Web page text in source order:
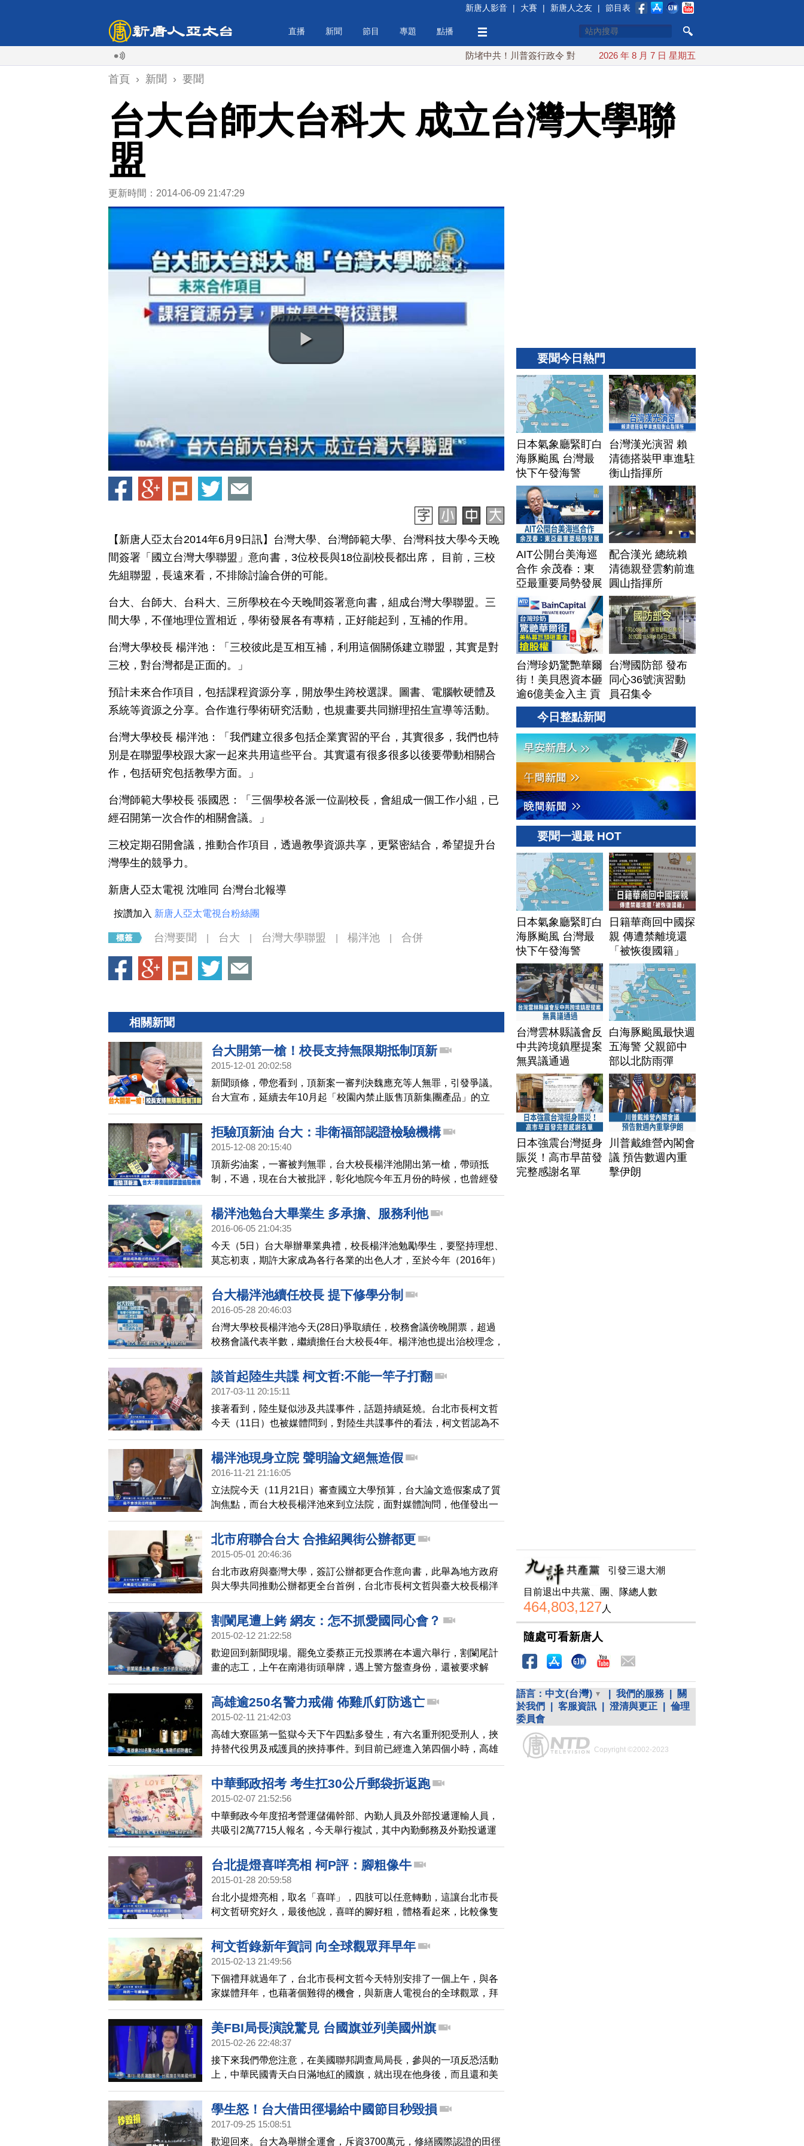
新唐人影音 | 大賽 | 新唐人之友 | 節目表
直播 新聞 節目 專題 點播
防堵中共！川普簽行政令 對多晶矽課15%關稅 日本氣象廳緊盯白海豚颱風 台灣最快下午
2026 年 8 月 7 日 星期五
首頁 › 新聞 › 要聞
台大台師大台科大 成立台灣大學聯
盟
更新時間：2014-06-09 21:47:29
【新唐人亞太台2014年6月9日訊】台灣大學、台灣師範大學、台灣科技大學今天晚
間簽署「國立台灣大學聯盟」意向書，3位校長與18位副校長都出席， 目前，三校
先組聯盟，長遠來看，不排除討論合併的可能。
台大、台師大、台科大、三所學校在今天晚間簽署意向書，組成台灣大學聯盟。三
間大學，不僅地理位置相近，學術發展各有專精，正好能起到，互補的作用。
台灣大學校長 楊泮池：「三校彼此是互相互補，利用這個關係建立聯盟，其實是對
三校，對台灣都是正面的。」
預計未來合作項目，包括課程資源分享，開放學生跨校選課。圖書、電腦軟硬體及
系統等資源之分享。合作進行學術研究活動，也規畫要共同辦理招生宣導等活動。
台灣大學校長 楊泮池：「我們建立很多包括企業實習的平台，其實很多，我們也特
別是在聯盟學校跟大家一起來共用這些平台。其實還有很多很多以後要帶動相關合
作，包括研究包括教學方面。」
台灣師範大學校長 張國恩：「三個學校各派一位副校長，會組成一個工作小組，已
經召開第一次合作的相關會議。」
三校定期召開會議，推動合作項目，透過教學資源共享，更緊密結合，希望提升台
灣學生的競爭力。
新唐人亞太電視 沈唯同 台灣台北報導
按讚加入 新唐人亞太電視台粉絲團
台灣要聞 台大 台灣大學聯盟 楊泮池 合併
相關新聞
台大開第一槍！校長支持無限期抵制頂新
2015-12-01 20:02:58
新聞頭條，帶您看到，頂新案一審判決魏應充等人無罪，引發爭議。
台大宣布，延續去年10月起「校園內禁止販售頂新集團產品」的立
場。台大校長楊泮池說，頂新無罪，會讓全世界認為，黑心食品在台
灣不需受到懲罰。
拒驗頂新油 台大：非衛福部認證檢驗機構
2015-12-08 20:15:40
頂新劣油案，一審被判無罪，台大校長楊泮池開出第一槍，帶頭抵
制，不過，現在台大被批評，彰化地院今年五月份的時候，也曾經發
函給食科所來協助驗油，但被台大拒絕，今天食科所作出回應。
楊泮池勉台大畢業生 多承擔、服務利他
2016-06-05 21:04:35
今天（5日）台大舉辦畢業典禮，校長楊泮池勉勵學生，要堅持理想、
莫忘初衷，期許大家成為各行各業的出色人才，至於今年（2016年）
拿到總統創新獎的教授葉丙成，則是自爆學生時代曾經作弊的往事，
提醒畢業生追求成就時，要對得起良心，而且除了專業，還要懂得生
活。
台大楊泮池續任校長 提下修學分制
2016-05-28 20:46:03
台灣大學校長楊泮池今天(28日)爭取續任，校務會議傍晚開票，超過
校務會議代表半數，繼續擔任台大校長4年。楊泮池也提出治校理念，
包括彈性調整上課時數，還有鬆綁畢業128學分制，而台大學生反應
如何，帶您了解。
談首起陸生共諜 柯文哲:不能一竿子打翻
2017-03-11 20:15:11
接著看到，陸生疑似涉及共諜事件，話題持續延燒。台北市長柯文哲
今天（11日）也被媒體問到，對陸生共諜事件的看法，柯文哲認為不
應該因為個案，影響整體陸生政策。
楊泮池現身立院 聲明論文絕無造假
2016-11-21 21:16:05
立法院今天（11月21日）審查國立大學預算，台大論文造假案成了質
詢焦點，而台大校長楊泮池來到立法院，面對媒體詢問，他僅發出一
張聲明稿回應，強調自己沒有作假，教育部長潘文忠則說會公開透明
的調查，2人態度都很低調，而現在台大校方以及教評會，都已經成立
特別委員會進行調查。
北市府聯合台大 合推紹興街公辦都更
2015-05-01 20:46:36
台北市政府與臺灣大學，簽訂公辦都更合作意向書，此舉為地方政府
與大學共同推動公辦都更全台首例，台北市長柯文哲與臺大校長楊泮
池共同出席記者會，簽署合作意向書。
割闌尾遭上銬 網友：怎不抓愛國同心會？
2015-02-12 21:22:58
歡迎回到新聞現場。罷免立委蔡正元投票將在本週六舉行，割闌尾計
畫的志工，上午在南港街頭舉牌，遇上警方盤查身份，還被要求解
散，結果有4名警察壓制其中一位志工，並強行上銬， 壓上警車。這
段畫面全都被一旁的志工拍下來Po上網，引起一片熱烈討論，有網友
就質疑，愛國同心會囂張跋扈，怎麼不見警察上銬？
高雄逾250名警力戒備 佈雞爪釘防逃亡
2015-02-11 21:42:03
高雄大寮區第一監獄今天下午四點多發生，有六名重刑犯受刑人，挾
持替代役男及戒護員的挾持事件。到目前已經進入第四個小時，高雄
警方出動至少250名警力重兵戒備在高雄監獄周遭，除了制服警察，
還有保安隊、霹靂小組成員都已出動，分別持盾牌、MP4衝鋒槍警
戒，晚間7點左右，特勤中隊已經進入監獄。大批荷槍實彈警力也部署
令全國監所人員 取消休假，即刻返回監所戒護。
中華郵政招考 考生扛30公斤郵袋折返跑
2015-02-07 21:52:56
中華郵政今年度招考營運儲備幹部、內勤人員及外部投遞運輸人員，
共吸引2萬7715人報名，今天舉行複試，其中內勤郵務及外勤投遞運
輸，需要加考體能測驗，考生要扛起30公斤的郵袋，在5公尺的距離
內折返跑，只要折返12次就算滿分。
台北提燈喜咩亮相 柯P評：腳粗像牛
2015-01-28 20:59:58
台北小提燈亮相，取名「喜咩」，四肢可以任意轉動，這讓台北市長
柯文哲研究好久，最後他說，喜咩的腳好粗，體格看起來，比較像隻
牛。
柯文哲錄新年賀詞 向全球觀眾拜早年
2015-02-13 21:49:56
下個禮拜就過年了，台北市長柯文哲今天特別安排了一個上午，與各
家媒體拜年，也藉著個難得的機會，與新唐人電視台的全球觀眾，拜
個早年。
美FBI局長演說驚見 台國旗並列美國州旗
2015-02-26 22:48:37
接下來我們帶您注意，在美國聯邦調查局局長，參與的一項反恐活動
上，中華民國青天白日滿地紅的國旗，就出現在他身後，而且還和美
國各州州旗並列，這一個演講畫面，雙雙被美國CNN知名主播，美國
福斯電視新聞po上臉書，同時也立刻引發網友討論關注。
學生怒！台大借田徑場給中國節目秒毀損
2017-09-25 15:08:51
歡迎回來。台大為舉辦全運會，斥資3700萬元，修繕國際認證的田徑
要聞今日熱門
日本氣象廳緊盯白
海豚颱風 台灣最
快下午發海警
台灣漢光演習 賴
清德搭裝甲車進駐
衡山指揮所
AIT公開台美海巡
合作 余茂春：東
亞最重要局勢發展
配合漢光 總統賴
清德親登雲豹前進
圓山指揮所
台灣珍奶驚艷華爾
街！美貝恩資本砸
逾6億美金入主 貢
茶拓國際版圖加速
攻美？｜#財經新
聞｜
20260806(四)
台灣國防部 發布
同心36號演習動
員召集令
今日整點新聞
要聞一週最 HOT
日本氣象廳緊盯白
海豚颱風 台灣最
快下午發海警
日籍華商回中國探
親 傳遭禁離境還
「被恢復國籍」
台灣雲林縣議會反
中共跨境鎮壓提案
無異議通過
白海豚颱風最快週
五海警 父親節中
部以北防雨彈
日本強震台灣挺身
賑災！高市早苗發
完整感謝名單
川普戴維營內閣會
議 預告數週內重
擊伊朗
引發三退大潮
目前退出中共黨、團、隊總人數
464,803,127人
隨處可看新唐人
語言： 中文(台灣) 我們的服務
關
於我們
客服資訊 澄清與更正
倫理
委員會
Copyright ©2002-2023